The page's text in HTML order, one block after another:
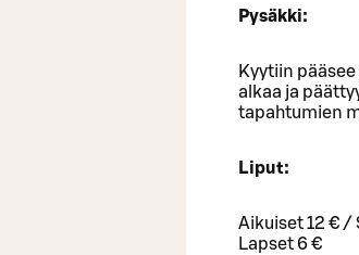
Pysäkki:
Kyytiin
alkaa ja
tapahtumien
Liput:
Aikuiset 12 € /
Lapset 6 €